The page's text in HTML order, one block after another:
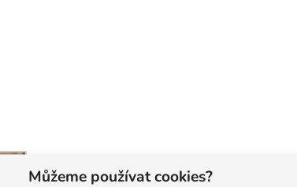
Můžeme používat cookies?